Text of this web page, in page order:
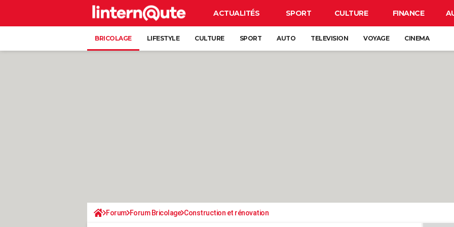
ACTUALITÉS SPORT CULTURE FINANCE
BRICOLAGE LIFESTYLE CULTURE SPORT AUTO TELEVISION VOYAGE CINEMA
Forum Forum Bricolage Construction et rénovation